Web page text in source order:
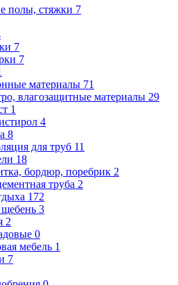
полы, стяжки 7
7
7
материалы 71
влагозащитные материалы 29
1
4
8
для труб 11
18
бордюр, поребрик 2
труба 2
172
3
2
0
мебель 1
7